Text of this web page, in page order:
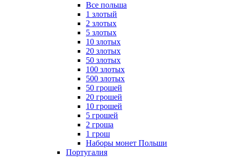
Все польша
1 злотый
2 злотых
5 злотых
10 злотых
20 злотых
50 злотых
100 злотых
500 злотых
50 грошей
20 грошей
10 грошей
5 грошей
2 гроша
1 грош
Наборы монет Польши
Португалия